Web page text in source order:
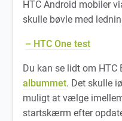
HTC Android mobiler
skulle bøvle med
– HTC One test
Du kan se lidt om HTC
albummet. Det skulle
muligt at vælge
startskærm efter